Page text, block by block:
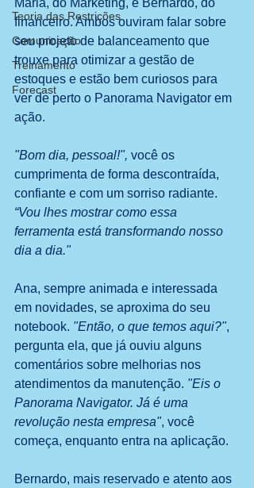
Teoria das Restrições
Comunicação
Treinamento
Forecast
financeiro. Ambos ouviram falar sobre
seu projeto de balanceamento que
trouxe para otimizar a gestão de
estoques e estão bem curiosos para
ver de perto o Panorama Navigator em
ação.
"Bom dia, pessoal!", você os
cumprimenta de forma descontraída,
confiante e com um sorriso radiante.
“Vou lhes mostrar como essa
ferramenta está transformando nosso
dia a dia."
Ana, sempre animada e interessada
em novidades, se aproxima do seu
notebook. "Então, o que temos aqui?",
pergunta ela, que já ouviu alguns
comentários sobre melhorias nos
atendimentos da manutenção. "Eis o
Panorama Navigator. Já é uma
revolução nesta empresa", você
começa, enquanto entra na aplicação.
Bernardo, mais reservado e atento aos